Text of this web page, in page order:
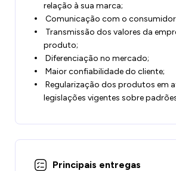
relação à sua marca;
Comunicação com o
Transmissão dos valores da
produto;
Diferenciação no mercado;
Maior confiabilidade do cliente;
Regularização dos produtos em
legislações vigentes sobre
Principais entregas